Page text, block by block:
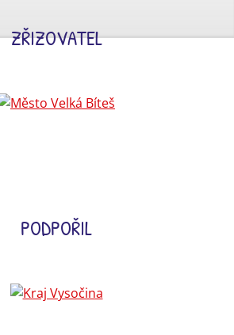
ZŘIZOVATEL
PODPOŘIL